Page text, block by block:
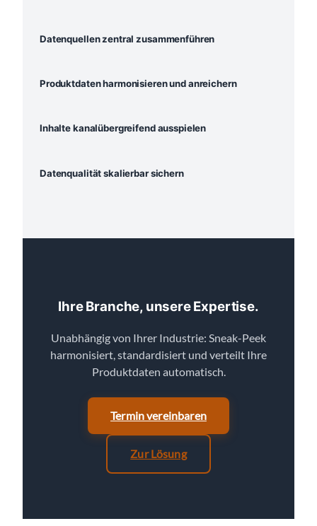
Datenquellen zentral zusammenführen
Produktdaten harmonisieren und anreichern
Inhalte kanalübergreifend ausspielen
Datenqualität skalierbar sichern
Ihre Branche, unsere Expertise.
Unabhängig von Ihrer Industrie: Sneak-Peek
harmonisiert, standardisiert und verteilt Ihre
Produktdaten automatisch.
Termin vereinbaren
Zur Lösung